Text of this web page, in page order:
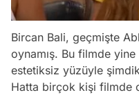
Bircan Bali, geçmişte
oynamış. Bu filmde
estetiksiz yüzüyle
Hatta birçok kişi filmde